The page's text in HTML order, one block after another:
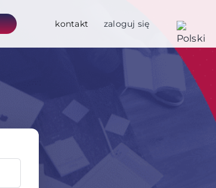
kontakt zaloguj się